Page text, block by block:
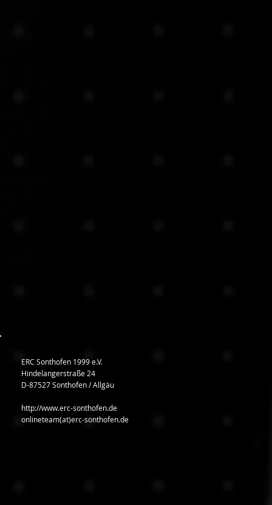
ERC Sonthofen 1999 e.V.
Hindelangerstraße 24
D-87527 Sonthofen / Allgäu
http://www.erc-sonthofen.de
onlineteam(at)erc-sonthofen.de